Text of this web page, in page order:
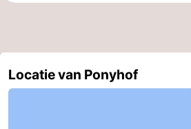
Wandelen
-Locatie van Ponyhof